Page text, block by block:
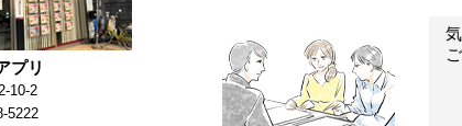
プリ
10-2
5222